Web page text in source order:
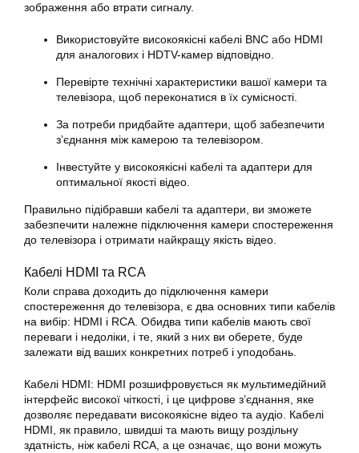
зображення або втрати сигналу.
Використовуйте високоякісні кабелі BNC або HDMI
для аналогових і HDTV-камер відповідно.
Перевірте технічні характеристики вашої камери та
телевізора, щоб переконатися в їх сумісності.
За потреби придбайте адаптери, щоб забезпечити
з’єднання між камерою та телевізором.
Інвестуйте у високоякісні кабелі та адаптери для
оптимальної якості відео.
Правильно підібравши кабелі та адаптери, ви зможете
забезпечити належне підключення камери спостереження
до телевізора і отримати найкращу якість відео.
Кабелі HDMI та RCA
Коли справа доходить до підключення камери
спостереження до телевізора, є два основних типи кабелів
на вибір: HDMI і RCA. Обидва типи кабелів мають свої
переваги і недоліки, і те, який з них ви оберете, буде
залежати від ваших конкретних потреб і уподобань.
Кабелі HDMI: HDMI розшифровується як мультимедійний
інтерфейс високої чіткості, і це цифрове з’єднання, яке
дозволяє передавати високоякісне відео та аудіо. Кабелі
HDMI, як правило, швидші та мають вищу роздільну
здатність, ніж кабелі RCA, а це означає, що вони можуть